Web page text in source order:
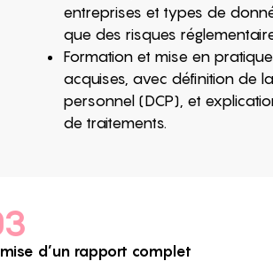
entreprises et types de
que des risques
Formation et mise en
acquises, avec définition de
personnel (DCP), et
de traitements.
d’un rapport complet